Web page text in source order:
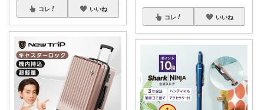
コレ いいね
コレ いいね